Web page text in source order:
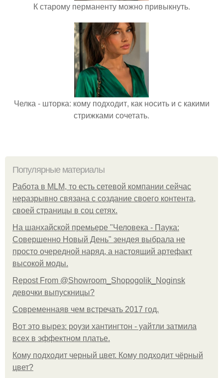
К старому перманенту можно привыкнуть.
Челка - шторка: кому подходит, как носить и с какими
стрижками сочетать.
Популярные материалы
Работа в MLM, то есть сетевой компании сейчас
неразрывно связана с создание своего контента,
своей страницы в соц сетях.
На шанхайской премьере "Человека - Паука:
Совершенно Новый День" зендея выбрала не
просто очередной наряд, а настоящий артефакт
высокой моды.
Repost From @Showroom_Shopogolik_Noginsk
девочки выпускницы?
Современнаяв чем встречать 2017 год.
Вот это вырез: роузи хантингтон - уайтли затмила
всех в эффектном платьe.
Кому подходит черный цвет. Кому подходит чёрный
цвет?